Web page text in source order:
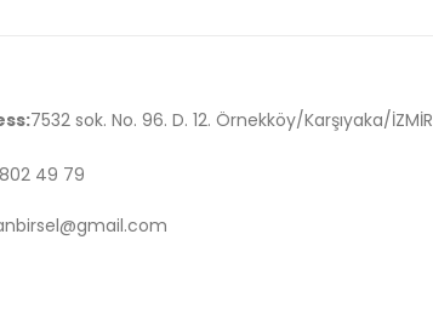
7532 sok. No. 96. D. 12. Örnekköy/Karşıyaka/İZMİR
49 79